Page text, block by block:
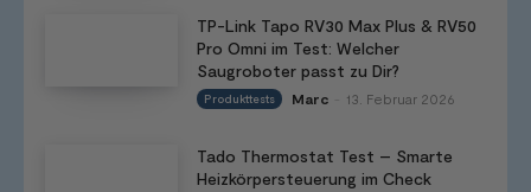
TP-Link Tapo RV30 Max Plus & RV50
Pro Omni im Test: Welcher
Saugroboter passt zu Dir?
Produkttests Marc 13. Februar 2026
Tado Thermostat Test – Smarte
Heizkörpersteuerung im Check